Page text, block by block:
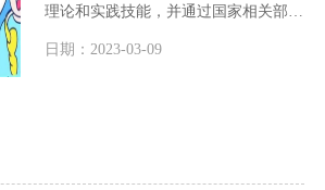
理论和实践技能，并通过国家相关部门
的考核才能获得。这个证书的价值是不
底多少钱呢？下面我们来详细探讨一
日期：2023-03-09